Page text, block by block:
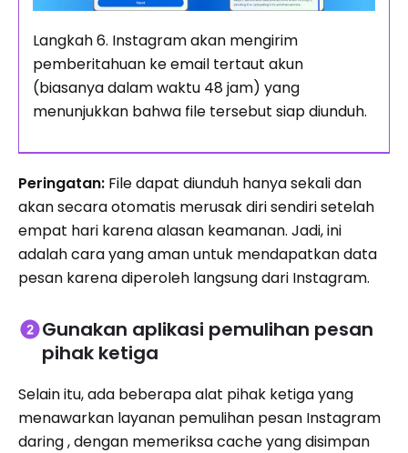
Langkah 6. Instagram akan mengirim
pemberitahuan ke email tertaut akun
(biasanya dalam waktu 48 jam) yang
menunjukkan bahwa file tersebut siap diunduh.
Peringatan: File dapat diunduh hanya sekali dan
akan secara otomatis merusak diri sendiri setelah
empat hari karena alasan keamanan. Jadi, ini
adalah cara yang aman untuk mendapatkan data
pesan karena diperoleh langsung dari Instagram.
Gunakan aplikasi pemulihan pesan
pihak ketiga
Selain itu, ada beberapa alat pihak ketiga yang
menawarkan layanan pemulihan pesan Instagram
daring , dengan memeriksa cache yang disimpan